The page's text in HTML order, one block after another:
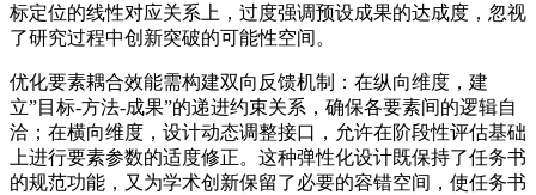
标定位的线性对应关系上，过度强调预设成果的达成度，忽视
了研究过程中创新突破的可能性空间。
优化要素耦合效能需构建双向反馈机制：在纵向维度，建
立”目标-方法-成果”的递进约束关系，确保各要素间的逻辑自
洽；在横向维度，设计动态调整接口，允许在阶段性评估基础
上进行要素参数的适度修正。这种弹性化设计既保持了任务书
的规范功能，又为学术创新保留了必要的容错空间，使任务书